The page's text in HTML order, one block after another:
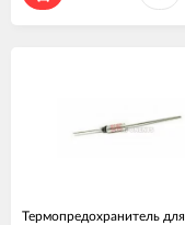
Термопредохранитель для